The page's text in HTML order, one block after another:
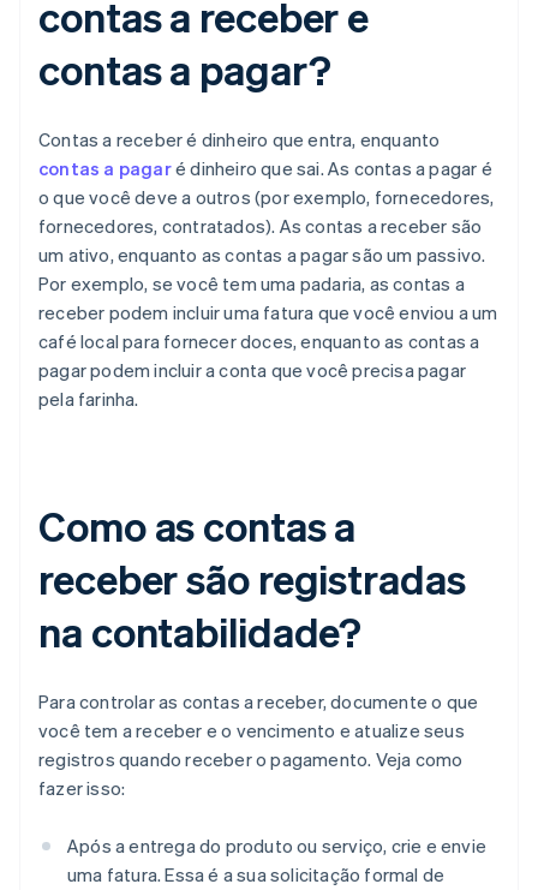
contas a receber e
contas a pagar?
Contas a receber é dinheiro que entra, enquanto
contas a pagaré dinheiro que sai. As contas a pagar é
o que você deve a outros (por exemplo, fornecedores,
fornecedores, contratados). As contas a receber são
um ativo, enquanto as contas a pagar são um passivo.
Por exemplo, se você tem uma padaria, as contas a
receber podem incluir uma fatura que você enviou a um
café local para fornecer doces, enquanto as contas a
pagar podem incluir a conta que você precisa pagar
pela farinha.
Como as contas a
receber são registradas
na contabilidade?
Para controlar as contas a receber, documente o que
você tem a receber e o vencimento e atualize seus
registros quando receber o pagamento. Veja como
fazer isso:
Após a entrega do produto ou serviço, crie e envie
uma fatura. Essa é a sua solicitação formal de